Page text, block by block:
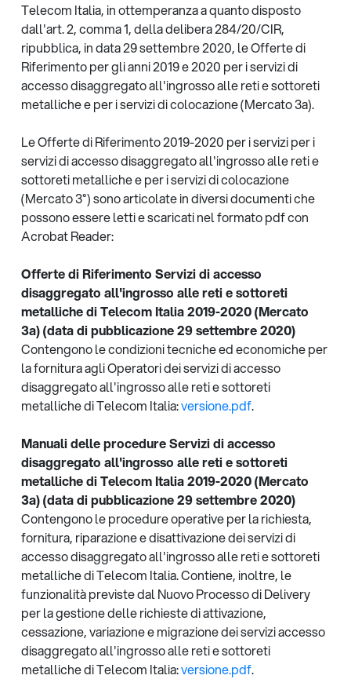
Telecom Italia, in ottemperanza a quanto disposto
dall'art. 2, comma 1, della delibera 284/20/CIR,
ripubblica, in data 29 settembre 2020, le Offerte di
Riferimento per gli anni 2019 e 2020 per i servizi di
accesso disaggregato all'ingrosso alle reti e sottoreti
metalliche e per i servizi di colocazione (Mercato 3a).
Le Offerte di Riferimento 2019-2020 per i servizi per i
servizi di accesso disaggregato all'ingrosso alle reti e
sottoreti metalliche e per i servizi di colocazione
(Mercato 3°) sono articolate in diversi documenti che
possono essere letti e scaricati nel formato pdf con
Acrobat Reader:
Offerte di Riferimento Servizi di accesso
disaggregato all'ingrosso alle reti e sottoreti
metalliche di Telecom Italia 2019-2020 (Mercato
3a) (data di pubblicazione 29 settembre 2020)
Contengono le condizioni tecniche ed economiche per
la fornitura agli Operatori dei servizi di accesso
disaggregato all'ingrosso alle reti e sottoreti
metalliche di Telecom Italia:versione.pdf.
Manuali delle procedure Servizi di accesso
disaggregato all'ingrosso alle reti e sottoreti
metalliche di Telecom Italia 2019-2020 (Mercato
3a) (data di pubblicazione 29 settembre 2020)
Contengono le procedure operative per la richiesta,
fornitura, riparazione e disattivazione dei servizi di
accesso disaggregato all'ingrosso alle reti e sottoreti
metalliche di Telecom Italia. Contiene, inoltre, le
funzionalità previste dal Nuovo Processo di Delivery
per la gestione delle richieste di attivazione,
cessazione, variazione e migrazione dei servizi accesso
disaggregato all'ingrosso alle reti e sottoreti
metalliche di Telecom Italia:versione.pdf.